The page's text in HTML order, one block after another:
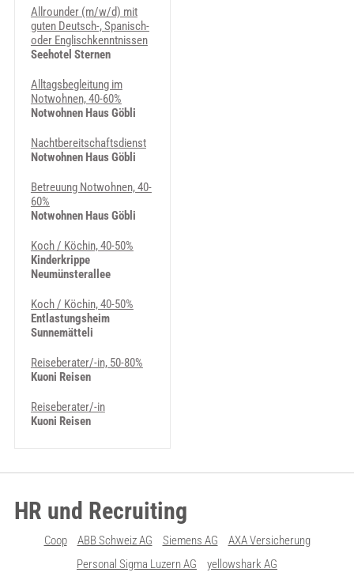
Allrounder (m/w/d) mit
guten Deutsch-, Spanisch-
oder Englischkenntnissen
Seehotel Sternen
Alltagsbegleitung im
Notwohnen, 40-60%
Notwohnen Haus Göbli
Nachtbereitschaftsdienst
Notwohnen Haus Göbli
Betreuung Notwohnen, 40-
60%
Notwohnen Haus Göbli
Koch / Köchin, 40-50%
Kinderkrippe
Neumünsterallee
Koch / Köchin, 40-50%
Entlastungsheim
Sunnemätteli
Reiseberater/-in, 50-80%
Kuoni Reisen
Reiseberater/-in
Kuoni Reisen
HR und Recruiting
Coop ABB Schweiz AG Siemens AG
AXA Versicherung
Personal Sigma Luzern AG
yellowshark AG